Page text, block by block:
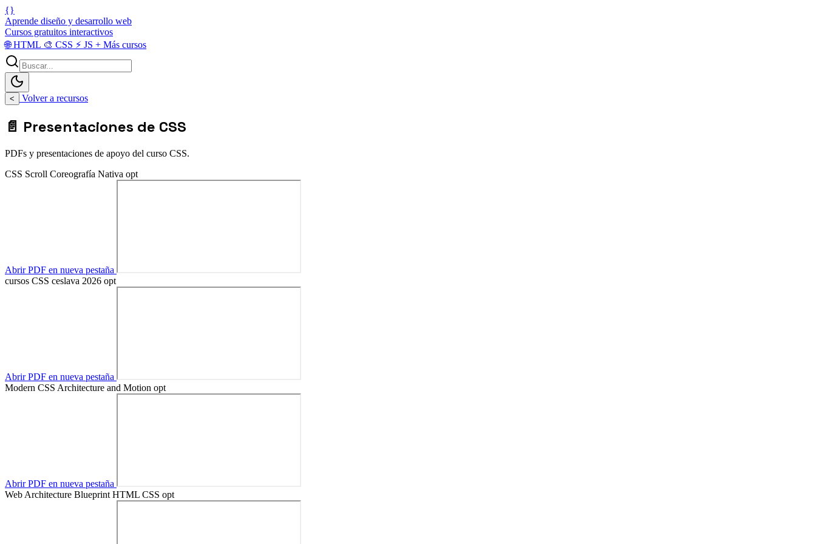
{}
Aprende diseño y desarrollo web
Cursos gratuitos interactivos
🌐HTML 🎨 CSS ⚡ JS + Más cursos
< Volver a recursos
📄 Presentaciones de CSS
PDFs y presentaciones de apoyo del curso CSS.
CSS Scroll Coreografía Nativa opt
Abrir PDF en nueva pestaña
cursos CSS ceslava 2026 opt
Abrir PDF en nueva pestaña
Modern CSS Architecture and Motion opt
Abrir PDF en nueva pestaña
Web Architecture Blueprint HTML CSS opt